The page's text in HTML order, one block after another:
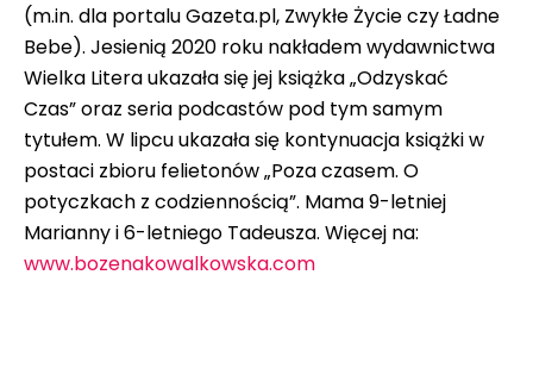
(m.in. dla portalu Gazeta.pl, Zwykłe Życie czy Ładne
Bebe). Jesienią 2020 roku nakładem wydawnictwa
Wielka Litera ukazała się jej książka „Odzyskać
Czas” oraz seria podcastów pod tym samym
tytułem. W lipcu ukazała się kontynuacja książki w
postaci zbioru felietonów „Poza czasem. O
potyczkach z codziennością”. Mama 9-letniej
Marianny i 6-letniego Tadeusza. Więcej na:
www.bozenakowalkowska.com